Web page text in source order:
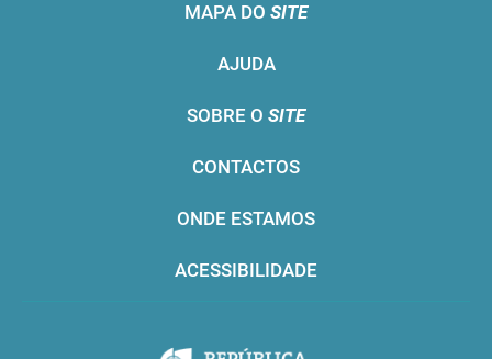
MAPA DO SITE
AJUDA
SOBRE O SITE
CONTACTOS
ONDE ESTAMOS
ACESSIBILIDADE